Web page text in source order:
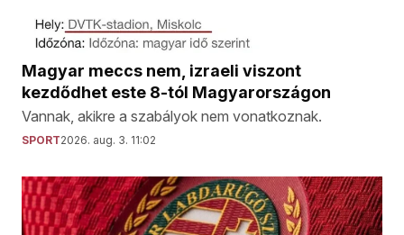
Magyar meccs nem, izraeli viszont
kezdődhet este 8-tól Magyarországon
Vannak, akikre a szabályok nem vonatkoznak.
SPORT2026. aug. 3. 11:02